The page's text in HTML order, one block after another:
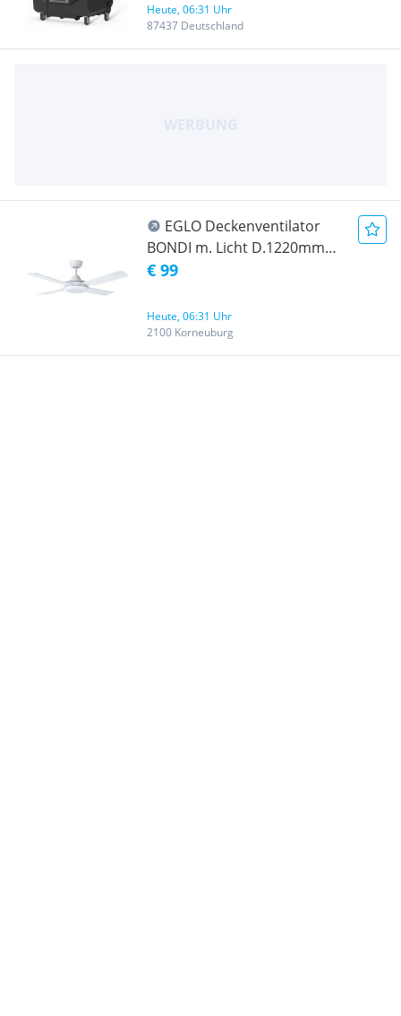
Heute, 06:31 Uhr
87437 Deutschland
EGLO Deckenventilator
BONDI m. Licht D.1220mm
1x20W 1936LM 3+4+5000K
Fetter
€ 99
Heute, 06:31 Uhr
2100 Korneuburg